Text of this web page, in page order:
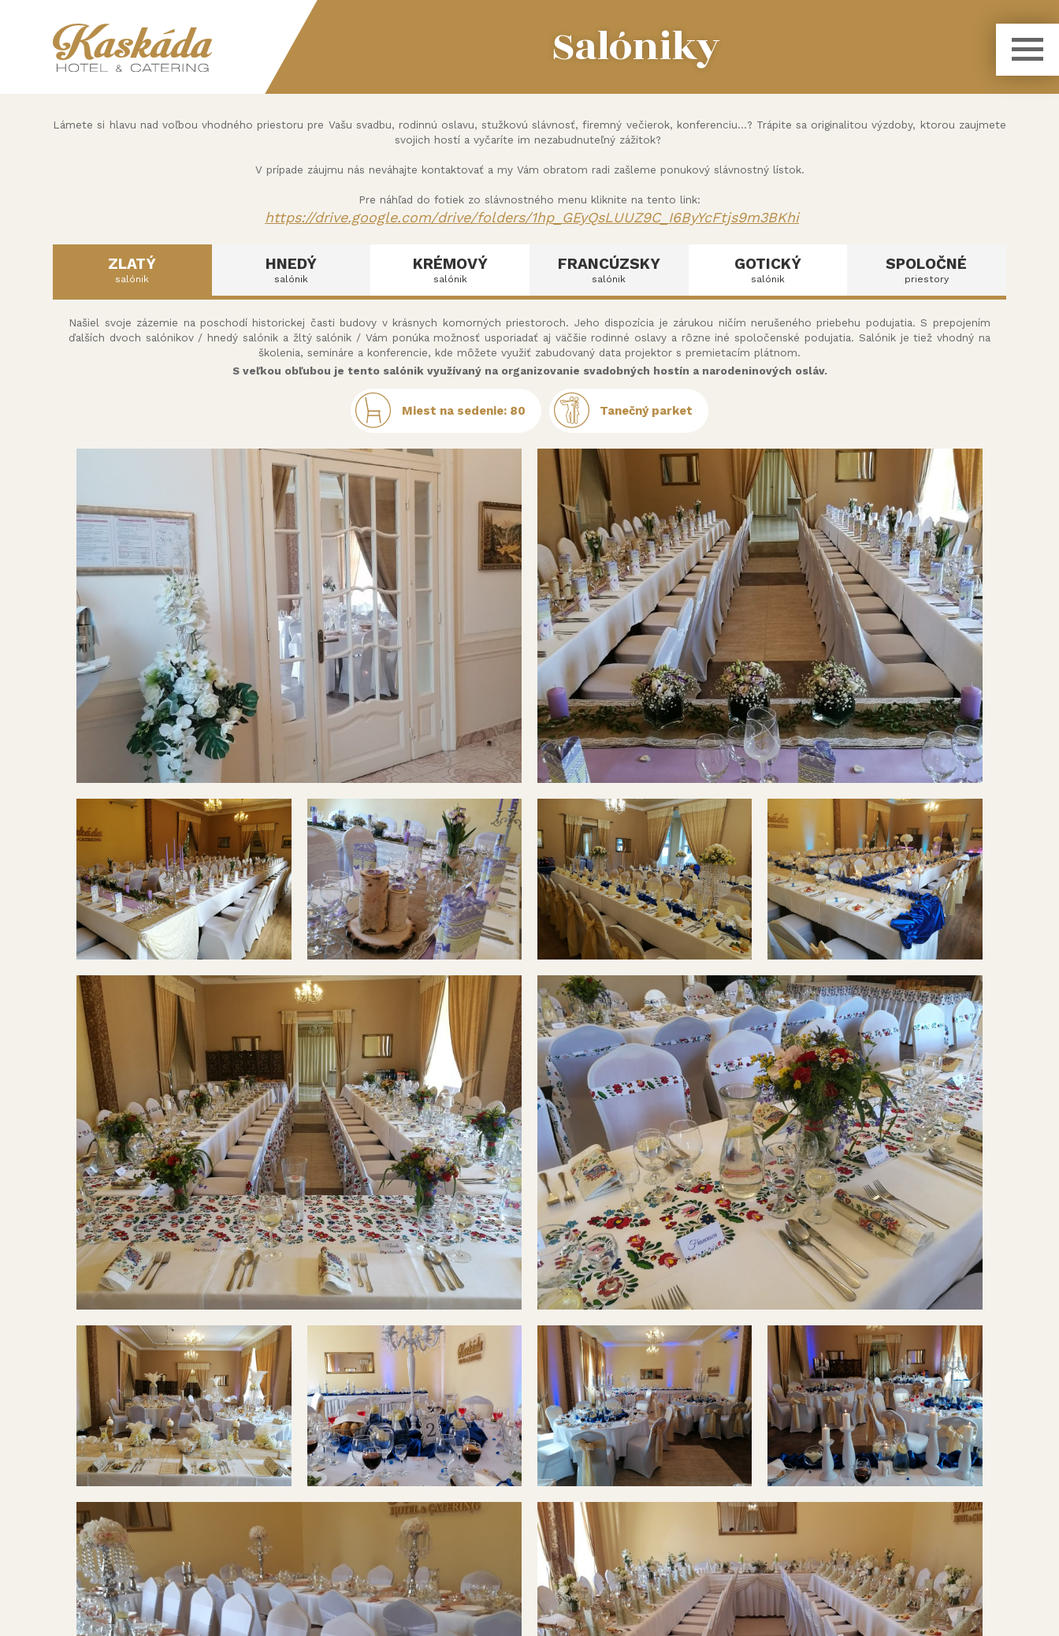
Salóniky
Lámete si hlavu nad voľbou vhodného priestoru pre Vašu svadbu, rodinnú oslavu, stužkovú slávnosť, firemný večierok, konferenciu...? Trápite sa originalitou výzdoby, ktorou zaujmete
svojich hostí a vyčaríte im nezabudnuteľný zážitok?
V prípade záujmu nás neváhajte kontaktovať a my Vám obratom radi zašleme ponukový slávnostný lístok.
Pre náhľad do fotiek zo slávnostného menu kliknite na tento link:
https://drive.google.com/drive/folders/1hp_GEyQsLUUZ9C_ I6ByYcFtjs9m3BKhi
ZLATÝ
salónik
Našiel svoje zázemie na poschodí historickej časti budovy v krásnych komorných priestoroch. Jeho dispozícia je zárukou ničím nerušeného priebehu podujatia. S prepojením
ďalších dvoch salónikov / hnedý salónik a žltý salónik / Vám ponúka možnosť usporiadať aj väčšie rodinné oslavy a rôzne iné spoločenské podujatia. Salónik je tiež vhodný na
školenia, semináre a konferencie, kde môžete využiť zabudovaný data projektor s premietacím plátnom.
S veľkou obľubou je tento salónik využívaný na organizovanie svadobných hostín a narodeninových osláv.
Miest na sedenie: 80 Tanečný parket
HNEDÝ
salónik
KRÉMOVÝ
salónik
FRANCÚZSKY
salónik
GOTICKÝ
salónik
SPOLOČNÉ
priestory